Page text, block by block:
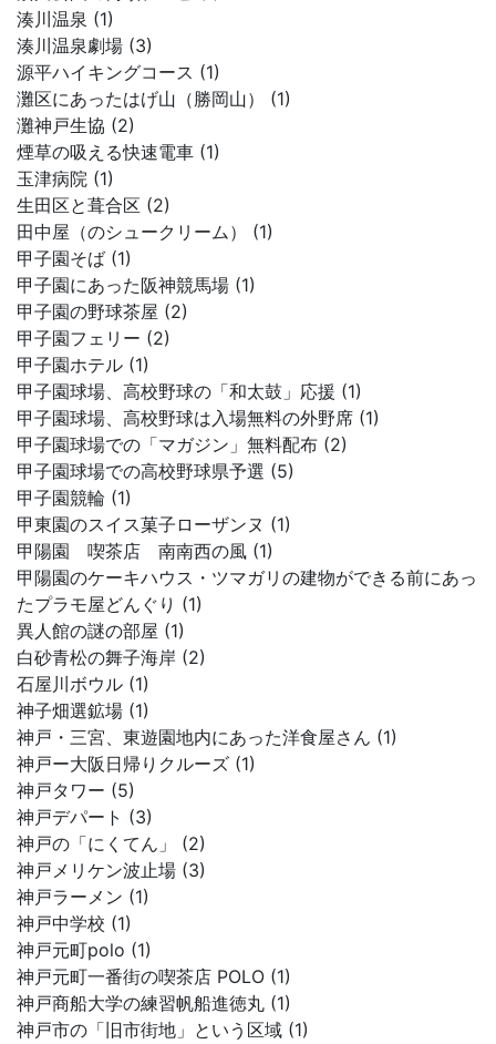
湊川温泉 (1)
湊川温泉劇場 (3)
源平ハイキングコース (1)
灘区にあったはげ山（勝岡山） (1)
灘神戸生協 (2)
煙草の吸える快速電車 (1)
玉津病院 (1)
生田区と葺合区 (2)
田中屋（のシュークリーム） (1)
甲子園そば (1)
甲子園にあった阪神競馬場 (1)
甲子園の野球茶屋 (2)
甲子園フェリー (2)
甲子園ホテル (1)
甲子園球場、高校野球の「和太鼓」応援 (1)
甲子園球場、高校野球は入場無料の外野席 (1)
甲子園球場での「マガジン」無料配布 (2)
甲子園球場での高校野球県予選 (5)
甲子園競輪 (1)
甲東園のスイス菓子ローザンヌ (1)
甲陽園 喫茶店 南南西の風 (1)
甲陽園のケーキハウス・ツマガリの建物ができる前にあっ
たプラモ屋どんぐり (1)
異人館の謎の部屋 (1)
白砂青松の舞子海岸 (2)
石屋川ボウル (1)
神子畑選鉱場 (1)
神戸・三宮、東遊園地内にあった洋食屋さん (1)
神戸ー大阪日帰りクルーズ (1)
神戸タワー (5)
神戸デパート (3)
神戸の「にくてん」 (2)
神戸メリケン波止場 (3)
神戸ラーメン (1)
神戸中学校 (1)
神戸元町polo (1)
神戸元町一番街の喫茶店 POLO (1)
神戸商船大学の練習帆船進徳丸 (1)
神戸市の「旧市街地」という区域 (1)